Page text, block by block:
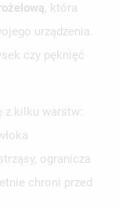
, która
urządzenia.
czy pęknięć
z kilku warstw:
ogranicza
chroni przed
LISTĘ ŻYCZEŃ
NA